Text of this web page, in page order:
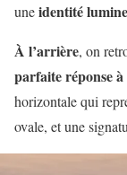
uneidentité
À l’arrière, on
parfaite réponse
horizontale qui
ovale, et une